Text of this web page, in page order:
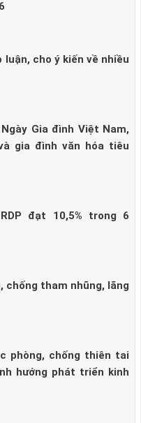
cho ý kiến về nhiều
Gia đình Việt Nam,
gia đình văn hóa tiêu
đạt 10,5% trong 6
chống tham nhũng, lãng
phòng, chống thiên tai
hướng phát triển kinh